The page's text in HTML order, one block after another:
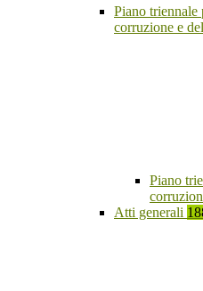
Piano triennale
corruzione e
Piano
Atti generali